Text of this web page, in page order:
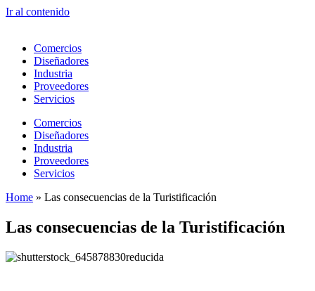
Ir al contenido
Comercios
Diseñadores
Industria
Proveedores
Servicios
Comercios
Diseñadores
Industria
Proveedores
Servicios
Home » Las consecuencias de la Turistificación
Las consecuencias de la Turistificación